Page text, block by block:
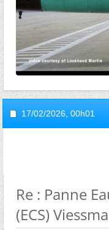
17/02/2026, 00h01
Re : Panne
(ECS)